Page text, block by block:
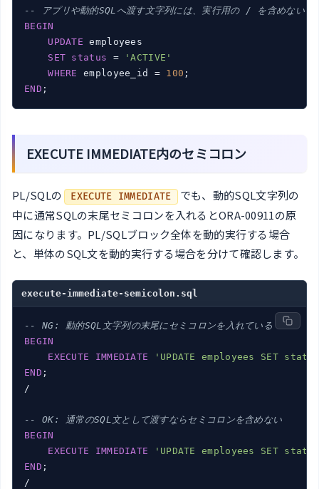
-- アプリや動的SQLへ渡す文字列には、実行用の / を含めない
BEGIN
UPDATE employees
SET status =
'ACTIVE'
WHERE
employee_id = 100
END ;
EXECUTE IMMEDIATE内のセミコロン
PL/SQLの EXECUTE IMMEDIATE でも、動的SQL文字列の
中に通常SQLの末尾セミコロンを入れるとORA-00911の原
因になります。PL/SQLブロック全体を動的実行する場合
と、単体のSQL文を動的実行する場合を分けて確認します。
execute-immediate-semicolon.sql
-- NG: 動的SQL文字列の末尾にセミコロンを入れている
BEGIN
EXECUTE
IMMEDIATE
'UPDATE employees SET
END ;
/
-- OK: 通常のSQL文として渡すならセミコロンを含めない
BEGIN
EXECUTE
IMMEDIATE
'UPDATE employees SET
END ;
/